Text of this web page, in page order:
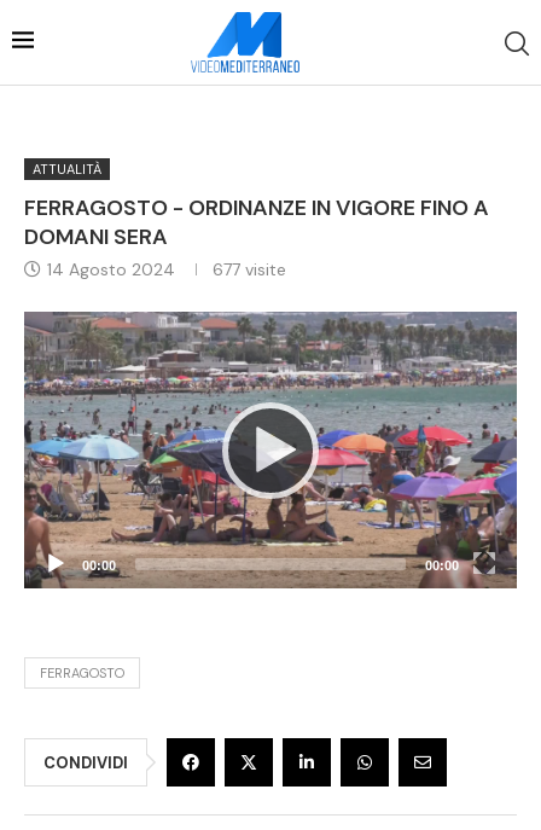
ATTUALITÀ
FERRAGOSTO - ORDINANZE IN VIGORE FINO A
DOMANI SERA
14 Agosto 2024 677 visite
Video
Player
00:00 00:00
FERRAGOSTO
CONDIVIDI